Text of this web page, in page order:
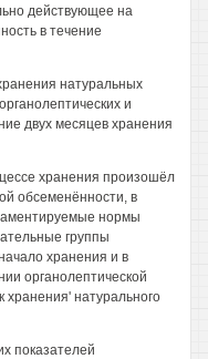
действующее на
в течение
натуральных
и
двух месяцев хранения
хранения произошёл
обсеменённости, в
нормы
группы
хранения и в
органолептической
натурального
показателей